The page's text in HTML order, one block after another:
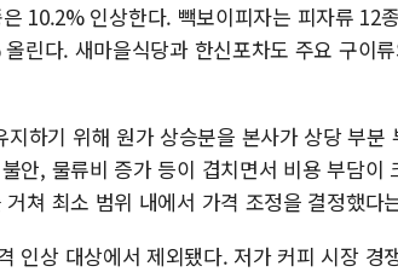
10.2% 인상한다. 빽보이피자는 피자류 12
린다. 새마을식당과 한신포차도 주요 구이
하기 위해 원가 상승분을 본사가 상당 부분
안, 물류비 증가 등이 겹치면서 비용 부담이
쳐 최소 범위 내에서 가격 조정을 결정했다
인상 대상에서 제외됐다. 저가 커피 시장 경